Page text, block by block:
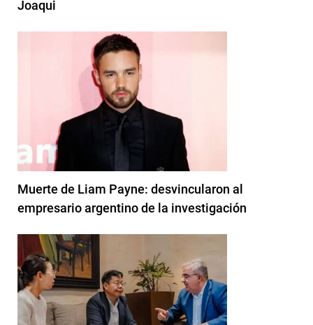
Joaqui
Muerte de Liam Payne: desvincularon al
empresario argentino de la investigación